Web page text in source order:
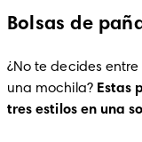
Bolsas de
¿No te decides
una mochila? Estas
tres estilos en una